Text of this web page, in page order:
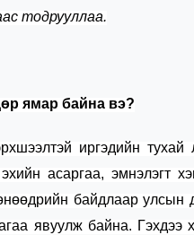
тодрууллаа.
ямар байна вэ?
иргэдийн
асаргаа, эмнэлэгт
байдлаар улсын
явуулж байна. Гэхдээ